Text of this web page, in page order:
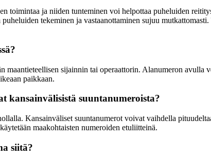
toimintaa ja niiden tunteminen voi helpottaa puheluiden
tekeminen ja vastaanottaminen sujuu
sijainnin tai operaattorin. Alanumeron avulla
paikkaan.
kansainvälisistä suuntanumeroista?
Kansainväliset suuntanumerot voivat vaihdella
maakohtaisten numeroiden etuliitteinä.
siitä?